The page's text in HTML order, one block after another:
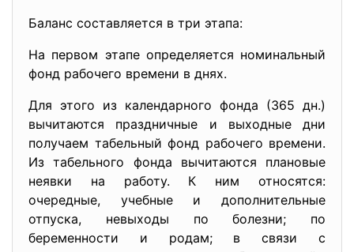
Баланс составляется в три этапа:
На первом этапе определяется номинальный
фонд рабочего времени в днях.
Для этого из календарного фонда (365 дн.)
вычитаются праздничные и выходные дни
получаем табельный фонд рабочего времени.
Из табельного фонда вычитаются плановые
неявки на работу. К ним относятся:
очередные, учебные и дополнительные
отпуска, невыходы по болезни; по
беременности и родам; в связи с